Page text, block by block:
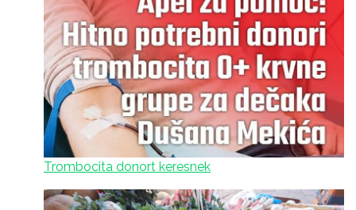
Trombocita donort keresnek